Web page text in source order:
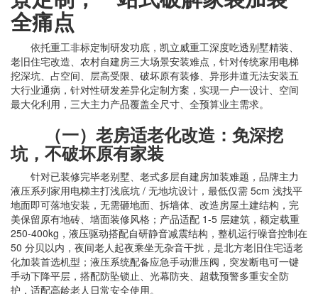
全痛点
依托重工非标定制研发功底，凯立威重工深度吃透别墅精装、
老旧住宅改造、农村自建房三大场景安装难点，针对传统家用电梯
挖深坑、占空间、层高受限、破坏原有装修、异形井道无法安装五
大行业通病，针对性研发差异化定制方案，实现一户一设计、空间
最大化利用，三大主力产品覆盖全尺寸、全预算业主需求。
（一）老房适老化改造：免深挖
坑，不破坏原有家装
针对已装修完毕老别墅、老式多层自建房加装难题，品牌主力
液压系列家用电梯主打浅底坑 / 无地坑设计，最低仅需 5cm 浅找平
地面即可落地安装，无需砸地面、拆墙体、改造房屋土建结构，完
美保留原有地砖、墙面装修风格；产品适配 1-5 层建筑，额定载重
250-400kg，液压驱动搭配自研静音减震结构，整机运行噪音控制在
50 分贝以内，夜间老人起夜乘坐无杂音干扰，是北方老旧住宅适老
化加装首选机型；液压系统配备应急手动泄压阀，突发断电可一键
手动下降平层，搭配防坠锁止、光幕防夹、超载预警多重安全防
护，适配高龄老人日常安全使用。